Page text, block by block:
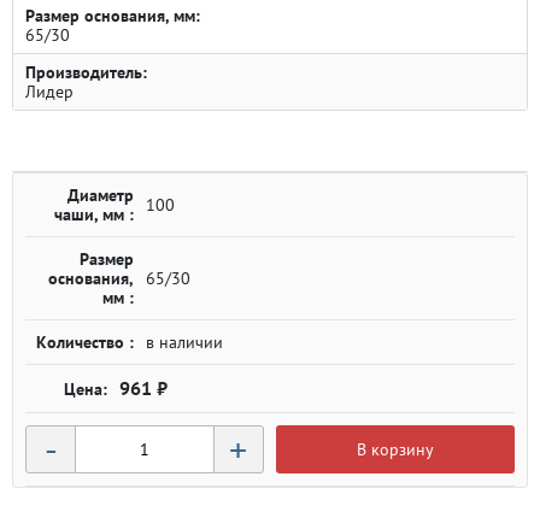
Размер основания, мм:
65/30
Производитель:
Лидер
Диаметр
чаши, мм :
100
Размер
основания,
мм :
65/30
Количество : в наличии
961 ₽
- + В корзину